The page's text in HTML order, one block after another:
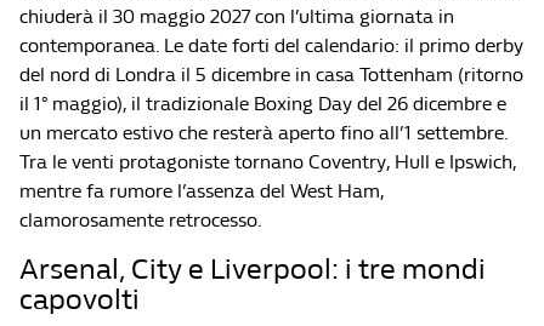
chiuderà il 30 maggio 2027 con l’ultima giornata in
contemporanea. Le date forti del calendario: il primo derby
del nord di Londra il 5 dicembre in casa Tottenham (ritorno
il 1° maggio), il tradizionale Boxing Day del 26 dicembre e
un mercato estivo che resterà aperto fino all’1 settembre.
Tra le venti protagoniste tornano Coventry, Hull e Ipswich,
mentre fa rumore l’assenza del West Ham,
clamorosamente retrocesso.
Arsenal, City e Liverpool: i tre mondi
capovolti